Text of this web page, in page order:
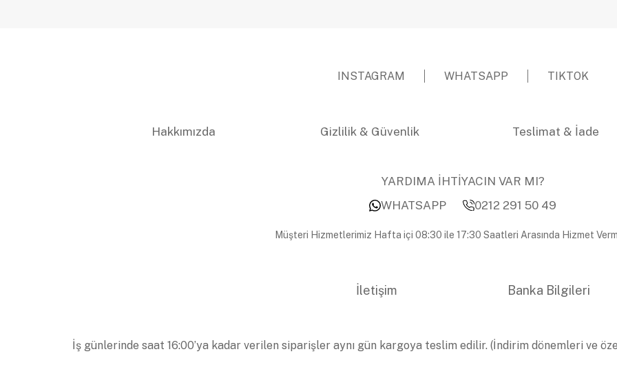
INSTAGRAM WHATSAPP TIKTOK
Hakkımızda Gizlilik & Güvenlik Teslimat & İade
YARDIMA İHTİYACIN VAR MI?
WHATSAPP
0212 291 50 49
Müşteri Hizmetlerimiz Hafta içi 08:30 ile 17:30 Saatleri Arasında Hizmet
İletişim Banka Bilgileri
İş günlerinde saat 16:00’ya kadar verilen siparişler aynı gün kargoya teslim edilir. (İndirim dönemleri ve